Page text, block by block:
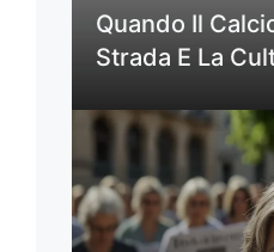
Quando Il
Strada E La